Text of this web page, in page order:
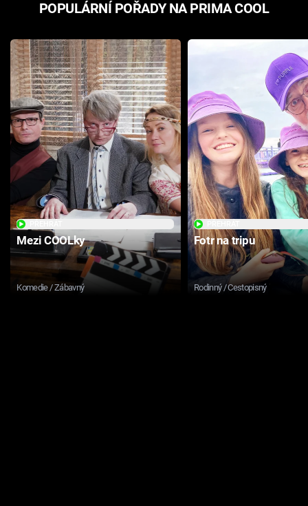
POPULÁRNÍ POŘADY NA PRIMA COOL
Mezi COOLky
Komedie / Zábavný
Fotr na tripu
Rodinný / Cestopisný